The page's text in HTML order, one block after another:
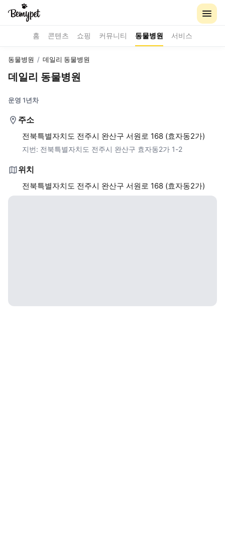
홈 콘텐츠 쇼핑 커뮤니티 동물병원 서비스
동물병원 / 데일리 동물병원
데일리 동물병원
운영 1년차
주소
전북특별자치도 전주시 완산구 서원로 168 (효자동2가)
지번: 전북특별자치도 전주시 완산구 효자동2가 1-2
위치
전북특별자치도 전주시 완산구 서원로 168 (효자동2가)